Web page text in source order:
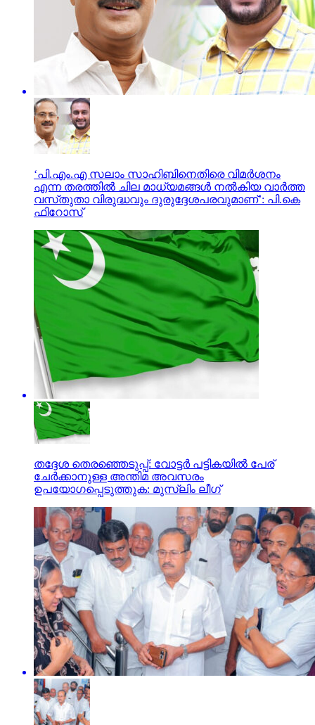
‘പി.എം.എ സലാം സാഹിബിനെതിരെ വിമർശനം
എന്ന തരത്തിൽ ചില മാധ്യമങ്ങൾ നൽകിയ വാർത്ത
വസ്‌തുതാ വിരുദ്ധവും ദുരുദ്ദേശപരവുമാണ്’: പി.കെ
ഫിറോസ്‌
തദ്ദേശ തെരഞ്ഞെടുപ്പ്: വോട്ടര്‍ പട്ടികയില്‍ പേര്
ചേര്‍ക്കാനുള്ള അന്തിമ അവസരം
ഉപയോഗപ്പെടുത്തുക: മുസ്‌ലിം ലീഗ്‌